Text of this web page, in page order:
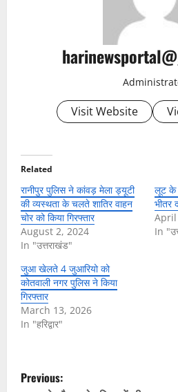
Visit Website
Related
रानीपुर पुलिस ने कांवड़ मेला ड्यूटी
की व्यस्थता के चलते शातिर वाहन
चोर को किया गिरफ्तार
August 2, 2024
In "उत्तराखंड"
लूट के
भीतर
April
In
जुआ खेलते 4 जुआरियो को
कोतवाली नगर पुलिस ने किया
गिरफ्तार
March 13, 2026
In "हरिद्वार"
P
Previous: